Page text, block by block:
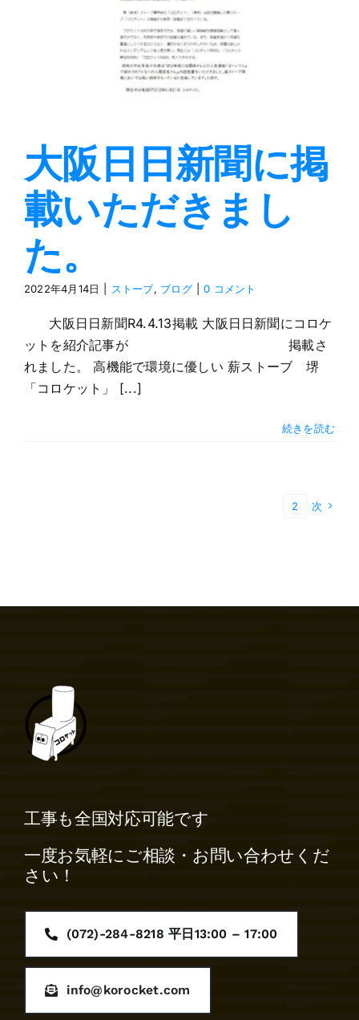
大阪日日新聞に掲
載いただきまし
た。
2022年4月14日 ストーブ, ブログ 0 コメント
大阪日日新聞R4.4.13掲載 大阪日日新聞にコロケ
ットを紹介記事が 掲載さ
れました。 高機能で環境に優しい 薪ストーブ 堺
「コロケット」 [...]
続きを読む
2 次
工事も全国対応可能です
一度お気軽にご相談・お問い合わせくだ
さい！
(072)-284-8218 平日13:00 – 17:00
info@korocket.com